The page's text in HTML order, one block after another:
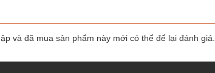
và đã mua sản phẩm này mới có thể để lại đánh giá.